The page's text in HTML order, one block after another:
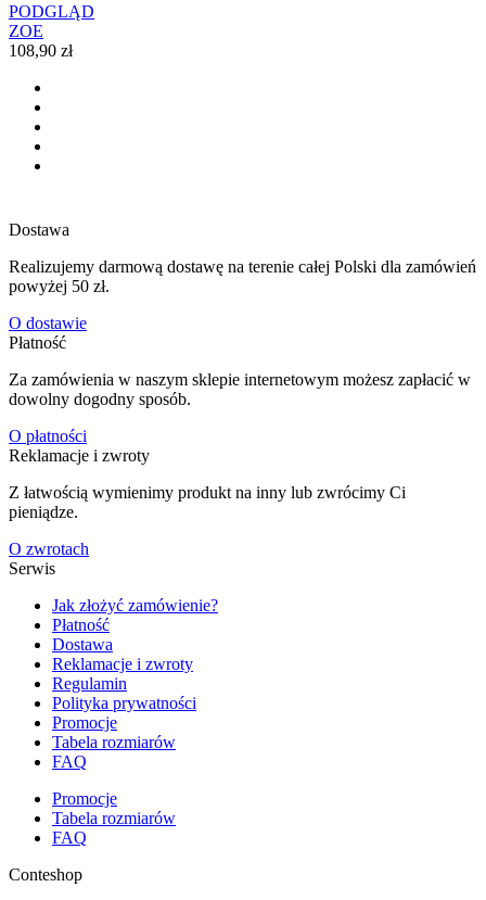
PODGLĄD
ZOE
108,90 zł
Dostawa
Realizujemy darmową dostawę na terenie całej Polski dla zamówień
powyżej 50 zł.
O dostawie
Płatność
Za zamówienia w naszym sklepie internetowym możesz zapłacić w
dowolny dogodny sposób.
O płatności
Reklamacje i zwroty
Z łatwością wymienimy produkt na inny lub zwrócimy Ci
pieniądze.
O zwrotach
Serwis
Jak złożyć zamówienie?
Płatność
Dostawa
Reklamacje i zwroty
Regulamin
Polityka prywatności
Promocje
Tabela rozmiarów
FAQ
Promocje
Tabela rozmiarów
FAQ
Conteshop